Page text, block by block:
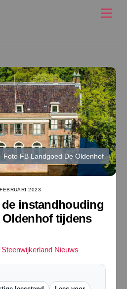
Foto FB Landgoed De Oldenhof
2023
de instandhouding
tijdens
Steenwijkerland Nieuws